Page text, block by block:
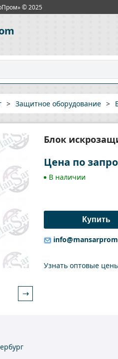
© 2025
> Защитное оборудование >
Блок
→
Цена по
В наличии
Купить
Узнать оптовые